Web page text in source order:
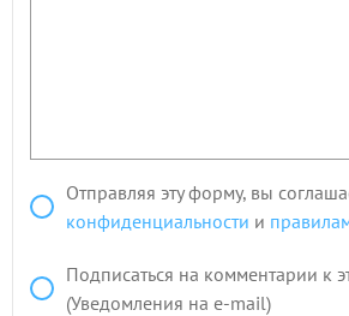
Отправляя эту форму, вы
конфиденциальности и
Подписаться на комментарии к
(Уведомления на e-mail)